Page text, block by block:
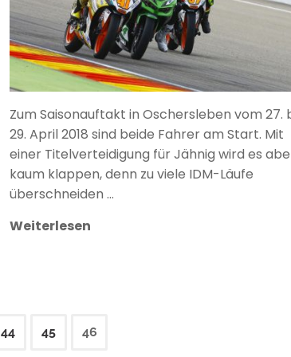
Zum Saisonauftakt in Oschersleben vom 27.
29. April 2018 sind beide Fahrer am Start. Mit
einer Titelverteidigung für Jähnig wird es
kaum klappen, denn zu viele IDM-Läufe
überschneiden …
Weiterlesen
44 45 46